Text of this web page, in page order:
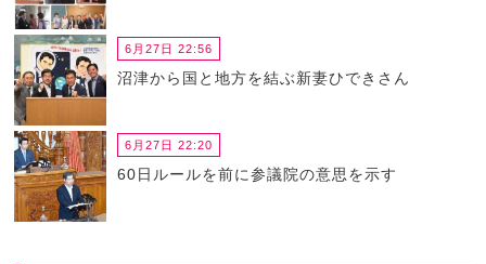
6月27日 22:56
沼津から国と地方を結ぶ新妻ひできさん
6月27日 22:20
60日ルールを前に参議院の意思を示す